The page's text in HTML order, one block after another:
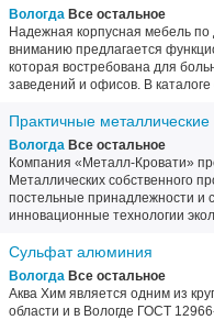
Вологда Все остальное
Надежная корпусная мебель
вниманию предлагается
которая востребована для
заведений и офисов. В каталоге
Практичные
Вологда Все остальное
Компания «Металл-Кровати»
Металлических собственного
постельные принадлежности и
инновационные технологии
Сульфат алюминия
Вологда Все остальное
Аква Хим является одним из
области и в Вологде ГОСТ